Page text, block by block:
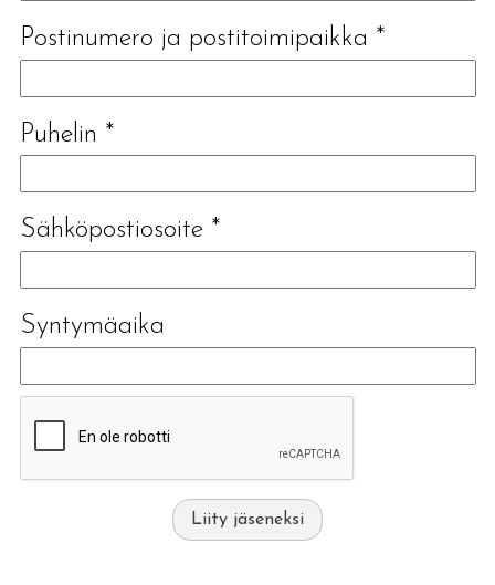
Postinumero ja postitoimipaikka *
Puhelin *
Sähköpostiosoite *
Syntymäaika
Liity jäseneksi